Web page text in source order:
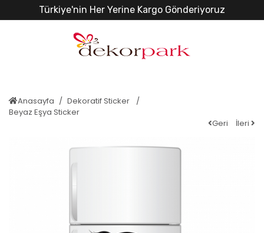
Türkiye'nin Her Yerine Kargo Gönderiyoruz
Anasayfa
Dekoratif Sticker
Beyaz Eşya Sticker
Geri
İleri